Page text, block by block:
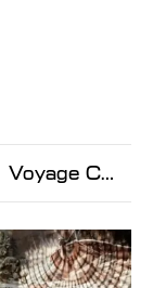
Voyage Culturel à Paris